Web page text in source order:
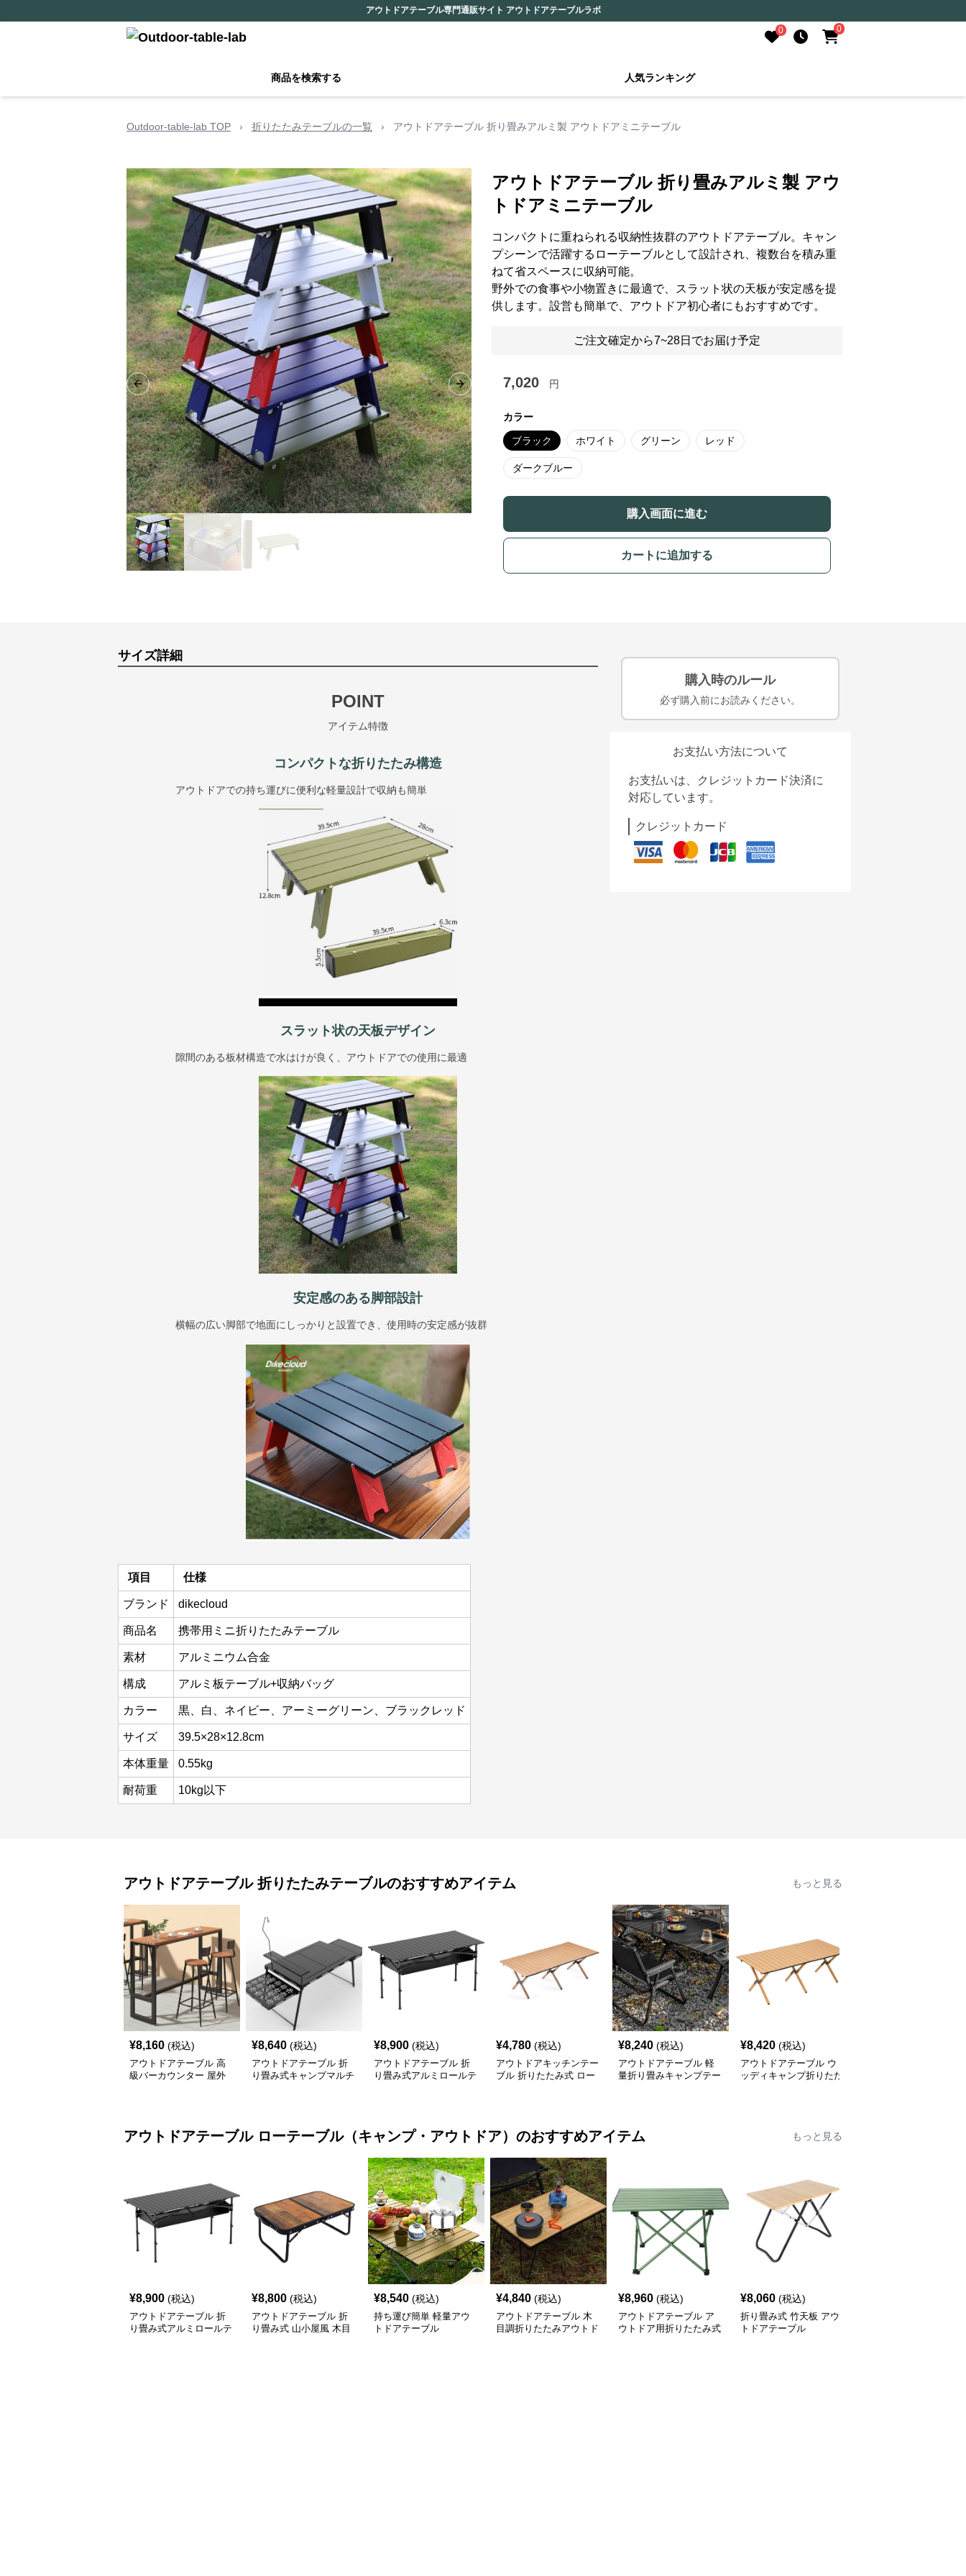
アウトドアテーブル専門通販サイト アウトドアテーブルラボ
0
0
商品を検索する 人気ランキング
Outdoor-table-lab TOP › 折りたたみテーブルの一覧 › アウトドアテーブル 折り畳みアルミ製 アウトドアミニテーブル
Previous slide Next slide
アウトドアテーブル 折り畳みアルミ製 アウ
トドアミニテーブル
コンパクトに重ねられる収納性抜群のアウトドアテーブル。キャン
プシーンで活躍するローテーブルとして設計され、複数台を積み重
ねて省スペースに収納可能。
野外での食事や小物置きに最適で、スラット状の天板が安定感を提
供します。設営も簡単で、アウトドア初心者にもおすすめです。
ご注文確定から7~28日でお届け予定
7,020 円
カラー
ブラック ホワイト グリーン レッド
ダークブルー
購入画面に進む
カートに追加する
サイズ詳細
POINT
アイテム特徴
コンパクトな折りたたみ構造
アウトドアでの持ち運びに便利な軽量設計で収納も簡単
スラット状の天板デザイン
隙間のある板材構造で水はけが良く、アウトドアでの使用に最適
安定感のある脚部設計
横幅の広い脚部で地面にしっかりと設置でき、使用時の安定感が抜群
項目 仕様
ブランド dikecloud
商品名 携帯用ミニ折りたたみテーブル
素材 アルミニウム合金
構成 アルミ板テーブル+収納バッグ
カラー 黒、白、ネイビー、アーミーグリーン、ブラックレッド
サイズ 39.5×28×12.8cm
本体重量 0.55kg
耐荷重 10kg以下
購入時のルール
必ず購入前にお読みください。
お支払い方法について
お支払いは、クレジットカード決済に
対応しています。
クレジットカード
アウトドアテーブル 折りたたみテーブルのおすすめアイテム もっと見る
¥8,160 (税込)
アウトドアテーブル 高
級バーカウンター 屋外
¥8,640 (税込)
アウトドアテーブル 折
り畳み式キャンプマルチ
¥8,900 (税込)
アウトドアテーブル 折
り畳み式アルミロールテ
¥4,780 (税込)
アウトドアキッチンテー
ブル 折りたたみ式 ロー
¥8,240 (税込)
アウトドアテーブル 軽
量折り畳みキャンプテー
¥8,420 (税込)
アウトドアテーブル ウ
ッディキャンプ折りたた
アウトドアテーブル ローテーブル（キャンプ・アウトドア） のおすすめアイテム もっと見る
¥8,900 (税込)
アウトドアテーブル 折
り畳み式アルミロールテ
¥8,800 (税込)
アウトドアテーブル 折
り畳み式 山小屋風 木目
¥8,540 (税込)
持ち運び簡単 軽量アウ
トドアテーブル
¥4,840 (税込)
アウトドアテーブル 木
目調折りたたみアウトド
¥8,960 (税込)
アウトドアテーブル ア
ウトドア用折りたたみ式
¥8,060 (税込)
折り畳み式 竹天板 アウ
トドアテーブル